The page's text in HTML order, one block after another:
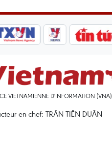
VIETNAMIENNE D'INFORMATION (VNA)
en chef: TRÂN TIÊN DUÂN